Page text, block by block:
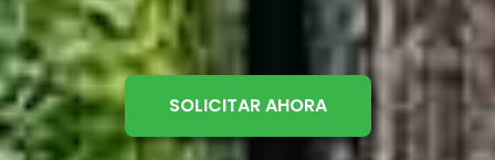
SOLICITAR AHORA